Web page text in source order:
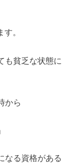
。
も貧乏な状態に
から
なる資格がある